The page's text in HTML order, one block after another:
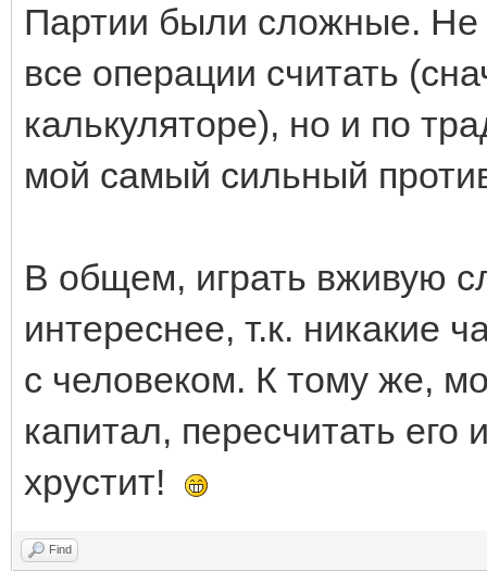
Партии были сложные. Не
все операции считать
калькуляторе), но и по
мой самый сильный
В общем, играть вживую
интереснее, т.к. никакие
с человеком. К тому же,
капитал, пересчитать его
хрустит!
Find